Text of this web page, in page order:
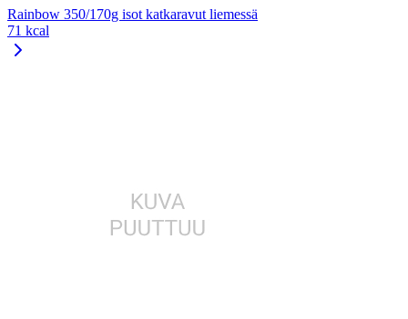
Rainbow 350/170g isot katkaravut liemessä
71 kcal